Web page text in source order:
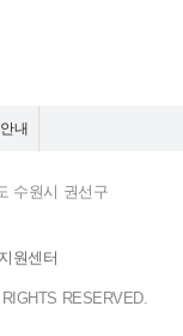
내
수원시 권선구
원센터
RESERVED.